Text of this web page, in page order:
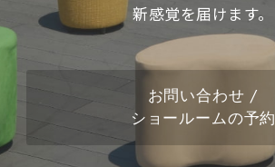
新感覚を届けます。
お問い合わせ /
ショールームの予約